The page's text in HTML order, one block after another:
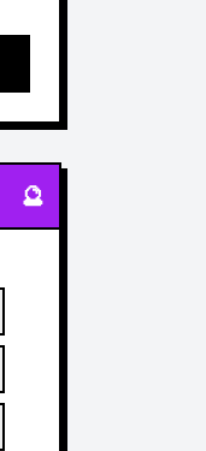
🔮